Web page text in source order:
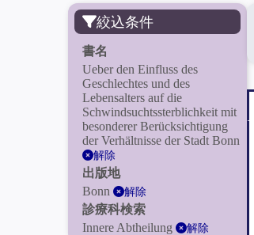
絞込条件
書名
Ueber den Einfluss des
Geschlechtes und des
Lebensalters auf die
Schwindsuchtssterblichkeit mit
besonderer Berücksichtigung
der Verhältnisse der Stadt Bonn
解除
出版地
Bonn
解除
診療科検索
Innere Abtheilung
解除